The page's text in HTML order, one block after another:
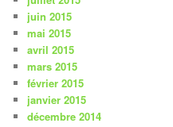
juin 2015
mai 2015
avril 2015
mars 2015
février 2015
janvier 2015
décembre 2014